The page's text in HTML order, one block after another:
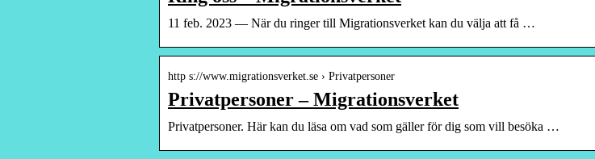
11 feb. 2023 — När du ringer till Migrationsverket kan du välja att få …
http s://www.migrationsverket.se › Privatpersoner
Privatpersoner – Migrationsverket
Privatpersoner. Här kan du läsa om vad som gäller för dig som vill besöka …